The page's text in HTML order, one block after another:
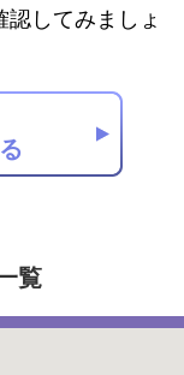
してみましょ
覧